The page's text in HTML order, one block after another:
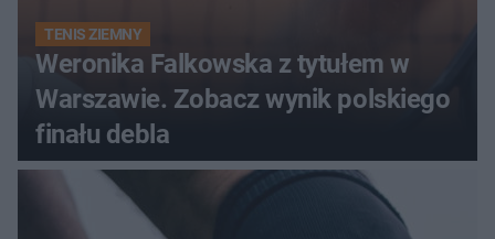
TENIS ZIEMNY
Weronika Falkowska z tytułem w
Warszawie. Zobacz wynik polskiego
finału debla